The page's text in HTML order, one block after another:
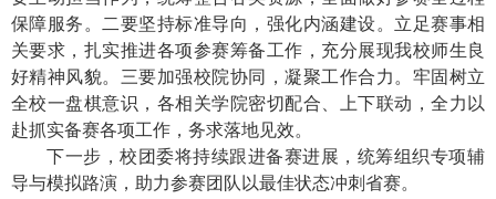
保障服务。二要坚持标准导向，强化内涵建设。立足赛事相
关要求，扎实推进各项参赛筹备工作，充分展现我校师生良
好精神风貌。三要加强校院协同，凝聚工作合力。牢固树立
全校一盘棋意识，各相关学院密切配合、上下联动，全力以
赴抓实备赛各项工作，务求落地见效。
下一步，校团委将持续跟进备赛进展，统筹组织专项辅
导与模拟路演，助力参赛团队以最佳状态冲刺省赛。